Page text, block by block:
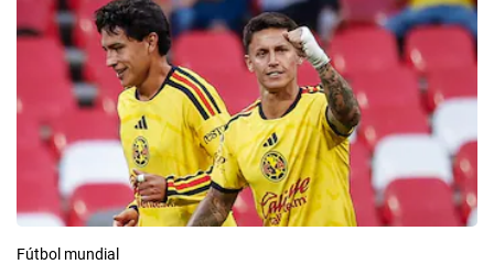
Fútbol mundial